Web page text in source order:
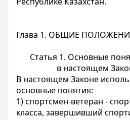
Глава 1. ОБЩИЕ
Статья 1. Основные
в настоящем
В настоящем Законе
основные понятия:
1) спортсмен-ветеран -
класса, завершивший